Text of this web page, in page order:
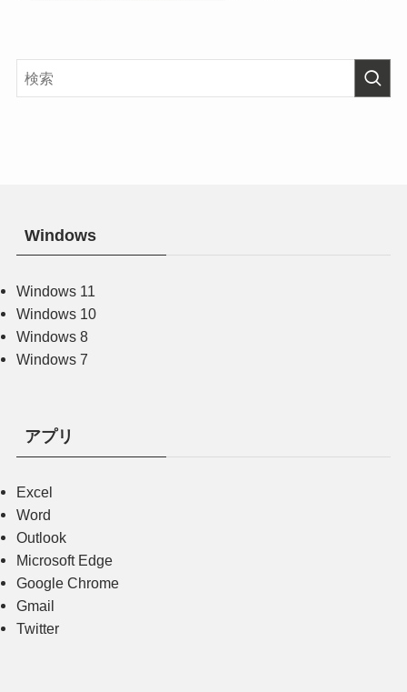
Windows
Windows 11
Windows 10
Windows 8
Windows 7
アプリ
Excel
Word
Outlook
Microsoft Edge
Google Chrome
Gmail
Twitter